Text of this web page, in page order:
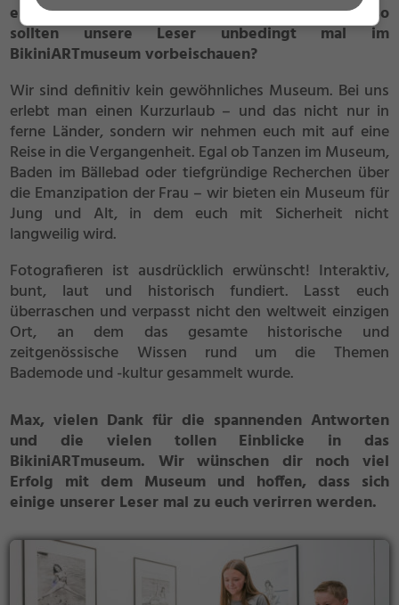
ein bisschen Eigenwerbung zu machen: Wieso
sollten unsere Leser unbedingt mal im
BikiniARTmuseum vorbeischauen?
Wir sind definitiv kein gewöhnliches Museum. Bei uns
erlebt man einen Kurzurlaub – und das nicht nur in
ferne Länder, sondern wir nehmen euch mit auf eine
Reise in die Vergangenheit. Egal ob Tanzen im Museum,
Baden im Bällebad oder tiefgründige Recherchen über
die Emanzipation der Frau – wir bieten ein Museum für
Jung und Alt, in dem euch mit Sicherheit nicht
langweilig wird.
Fotografieren ist ausdrücklich erwünscht! Interaktiv,
bunt, laut und historisch fundiert. Lasst euch
überraschen und verpasst nicht den weltweit einzigen
Ort, an dem das gesamte historische und
zeitgenössische Wissen rund um die Themen
Bademode und -kultur gesammelt wurde.
Max, vielen Dank für die spannenden Antworten
und die vielen tollen Einblicke in das
BikiniARTmuseum. Wir wünschen dir noch viel
Erfolg mit dem Museum und hoffen, dass sich
einige unserer Leser mal zu euch verirren werden.